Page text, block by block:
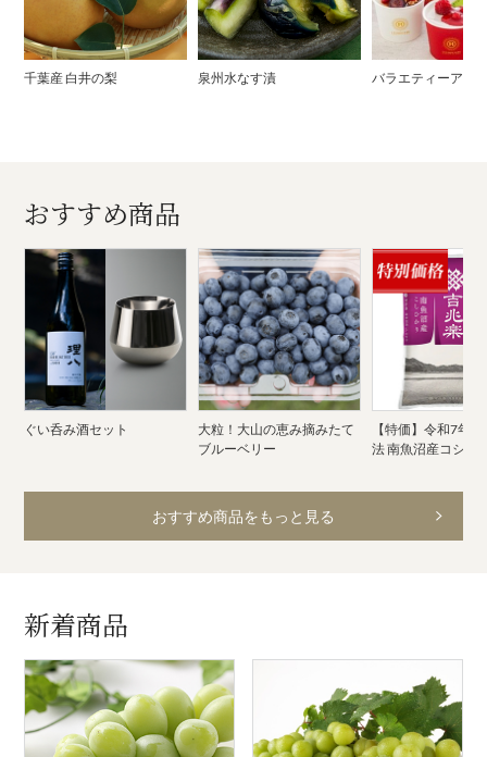
千葉産 白井の梨 泉州水なす漬 バラエティーアイ
おすすめ商品
ぐい呑み酒セット
大粒！大山の恵み摘みたて
ブルーベリー
【特価】令和7年
法 南魚沼産コシヒ
おすすめ商品をもっと見る
新着商品